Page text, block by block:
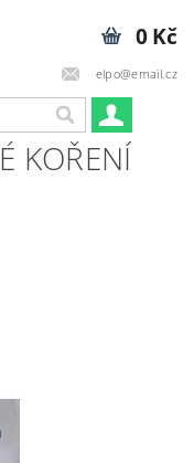
elpo@email.cz
0 Kč
KOŘENÍ